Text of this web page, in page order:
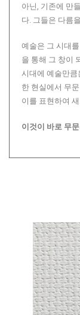
아닌, 기존에 만
다. 그들은 다름
예술은 그 시대
을 통해 그 창이
시대에 예술만큼
한 현실에서 무
이를 표현하여
이것이 바로 무